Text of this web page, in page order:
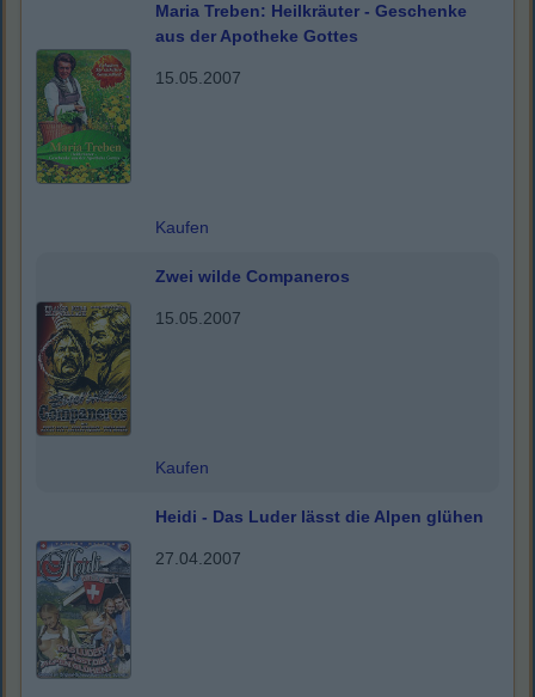
Maria Treben: Heilkräuter - Geschenke
aus der Apotheke Gottes
15.05.2007
Kaufen
Zwei wilde Companeros
15.05.2007
Kaufen
Heidi - Das Luder lässt die Alpen glühen
27.04.2007